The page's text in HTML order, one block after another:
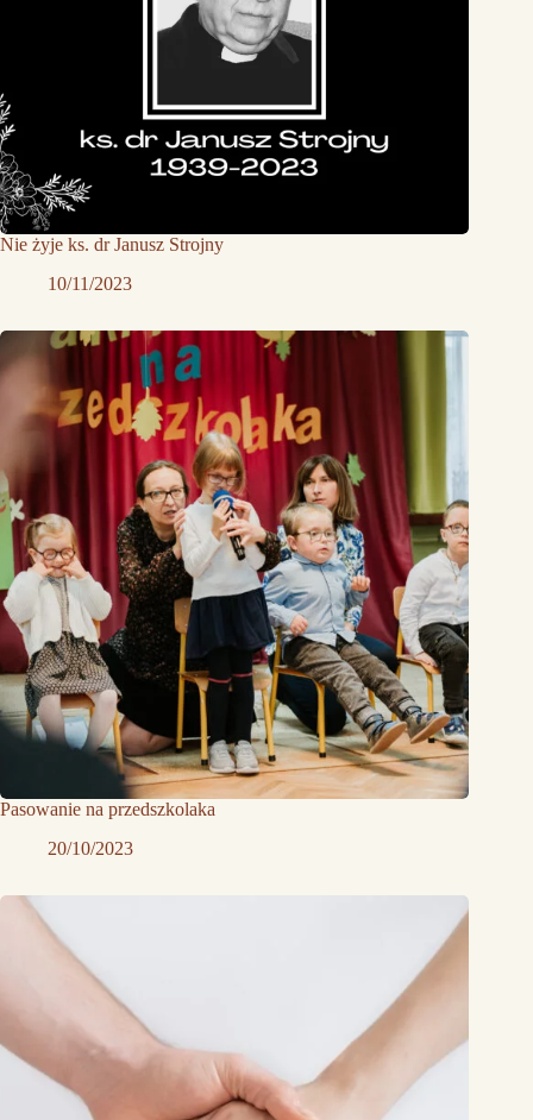
Nie żyje ks. dr Janusz Strojny
10/11/2023
Pasowanie na przedszkolaka
20/10/2023